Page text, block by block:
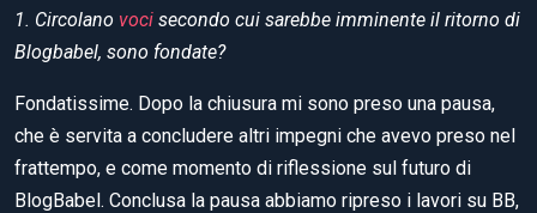
1. Circolano voci secondo cui sarebbe imminente il ritorno di
Blogbabel, sono fondate?
Fondatissime. Dopo la chiusura mi sono preso una pausa,
che è servita a concludere altri impegni che avevo preso nel
frattempo, e come momento di riflessione sul futuro di
BlogBabel. Conclusa la pausa abbiamo ripreso i lavori su BB,